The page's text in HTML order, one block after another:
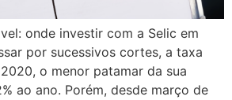
onde investir com a Selic em
por sucessivos cortes, a taxa
o menor patamar da sua
ao ano. Porém, desde março de